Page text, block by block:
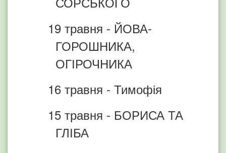
19 травня - ЙОВА-
ГОРОШНИКА,
ОГІРОЧНИКА
16 травня - Тимофія
15 травня - БОРИСА ТА
ГЛІБА